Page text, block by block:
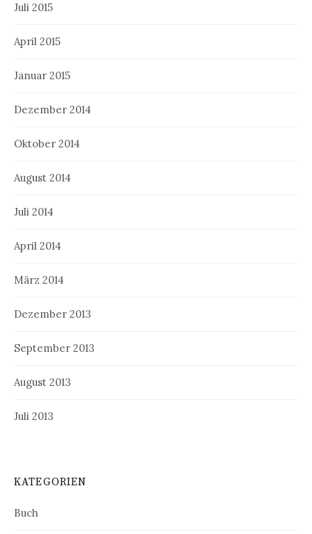
Juli 2015
April 2015
Januar 2015
Dezember 2014
Oktober 2014
August 2014
Juli 2014
April 2014
März 2014
Dezember 2013
September 2013
August 2013
Juli 2013
KATEGORIEN
Buch